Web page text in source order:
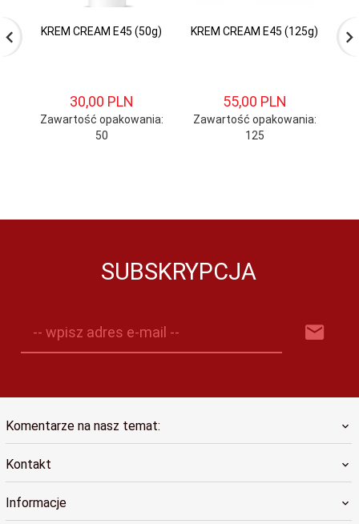
KREM CREAM E45 (50g)
30,00 PLN
Zawartość opakowania:
50
KREM CREAM E45 (125g)
55,00 PLN
Zawartość opakowania:
125
SUBSKRYPCJA
-- wpisz adres e-mail --
Komentarze na nasz temat:
Kontakt
Informacje